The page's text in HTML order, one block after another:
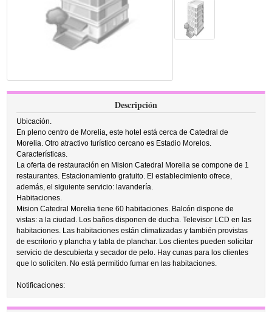
Descripción
Ubicación.
En pleno centro de Morelia, este hotel está cerca de Catedral de
Morelia. Otro atractivo turístico cercano es Estadio Morelos.
Características.
La oferta de restauración en Mision Catedral Morelia se compone de 1
restaurantes. Estacionamiento gratuito. El establecimiento ofrece,
además, el siguiente servicio: lavandería.
Habitaciones.
Mision Catedral Morelia tiene 60 habitaciones. Balcón dispone de
vistas: a la ciudad. Los baños disponen de ducha. Televisor LCD en las
habitaciones. Las habitaciones están climatizadas y también provistas
de escritorio y plancha y tabla de planchar. Los clientes pueden solicitar
servicio de descubierta y secador de pelo. Hay cunas para los clientes
que lo soliciten. No está permitido fumar en las habitaciones.
Notificaciones: